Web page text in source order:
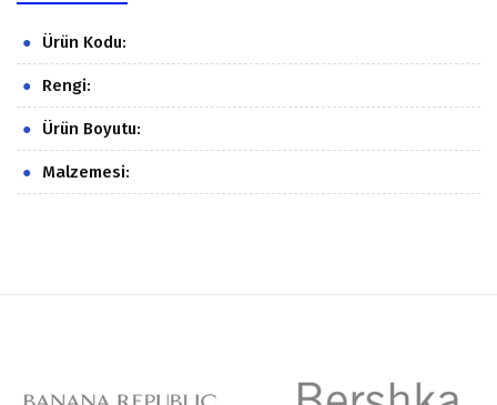
Ürün Kodu:
Rengi:
Ürün Boyutu:
Malzemesi: